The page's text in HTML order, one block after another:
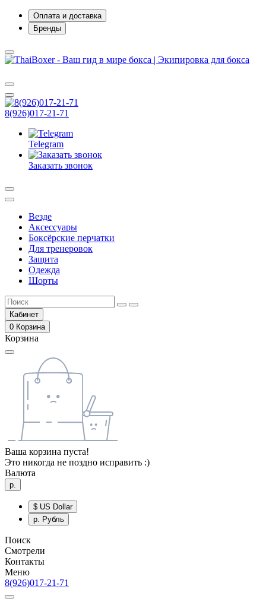
Оплата и доставка
Бренды
8(926)017-21-71
Telegram
Заказать звонок
Везде
Аксессуары
Боксёрские перчатки
Для тренеровок
Защита
Одежда
Шорты
Кабинет
0 Корзина
Корзина
Ваша корзина пуста!
Это никогда не поздно исправить :)
Валюта
р.
$ US Dollar
р. Рубль
Поиск
Смотрели
Контакты
Меню
8(926)017-21-71